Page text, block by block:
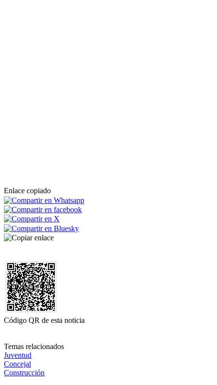
Enlace copiado
Código QR de esta noticia
Temas relacionados
Juventud
Concejal
Construcción